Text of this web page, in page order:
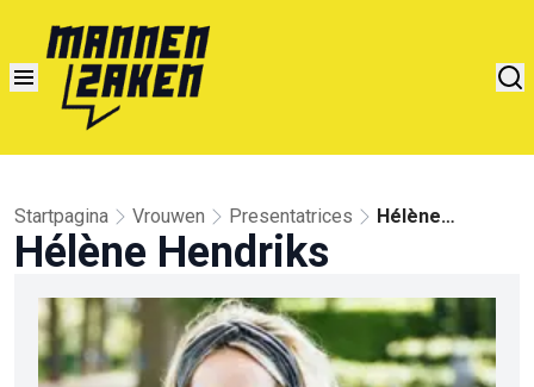
Startpagina Vrouwen Presentatrices
Hélène
Hélène Hendriks